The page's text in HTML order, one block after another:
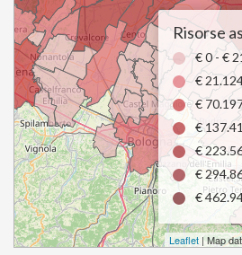
Risorse
€ 0 - €
€
€
€
€
€
€
Leaflet | Map